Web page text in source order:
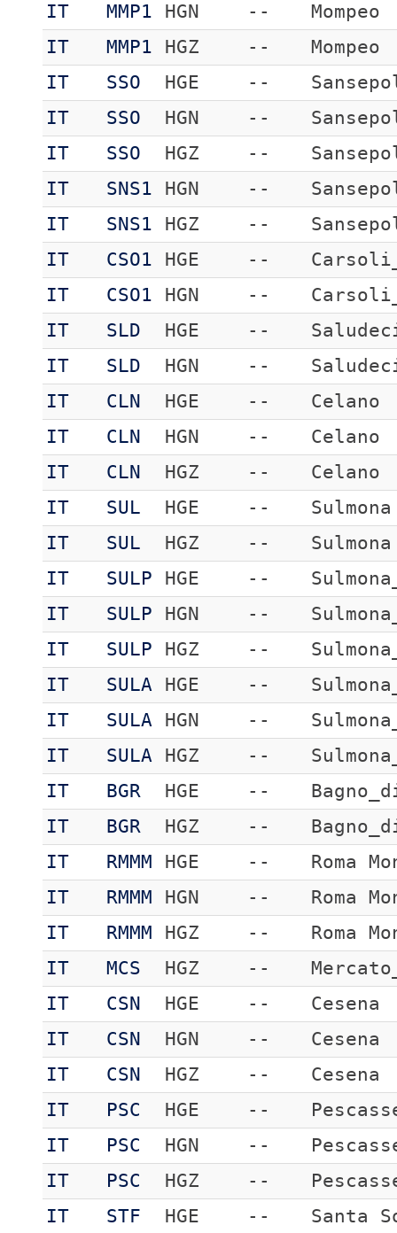
IT
MMP1 HGN --
Mompeo
IT
MMP1 HGZ --
Mompeo
IT
SSO HGE --
IT
SSO HGN --
IT
SSO HGZ --
IT
SNS1 HGN --
IT
SNS1 HGZ --
IT
CSO1 HGE --
IT
CSO1 HGN --
IT
SLD HGE --
IT
SLD HGN --
IT
CLN HGE --
Celano
IT
CLN HGN --
Celano
IT
CLN HGZ --
Celano
IT
SUL HGE --
Sulmona
IT
SUL HGZ --
Sulmona
IT
SULP HGE --
IT
SULP HGN --
IT
SULP HGZ --
IT
SULA HGE --
IT
SULA HGN --
IT
SULA HGZ --
IT
BGR HGE --
IT
BGR HGZ --
IT
RMMM HGE --
Roma
IT
RMMM HGN --
Roma
IT
RMMM HGZ --
Roma
IT
MCS HGZ --
IT
CSN HGE --
Cesena
IT
CSN HGN --
Cesena
IT
CSN HGZ --
Cesena
IT
PSC HGE --
IT
PSC HGN --
IT
PSC HGZ --
IT
STF HGE --
Santa